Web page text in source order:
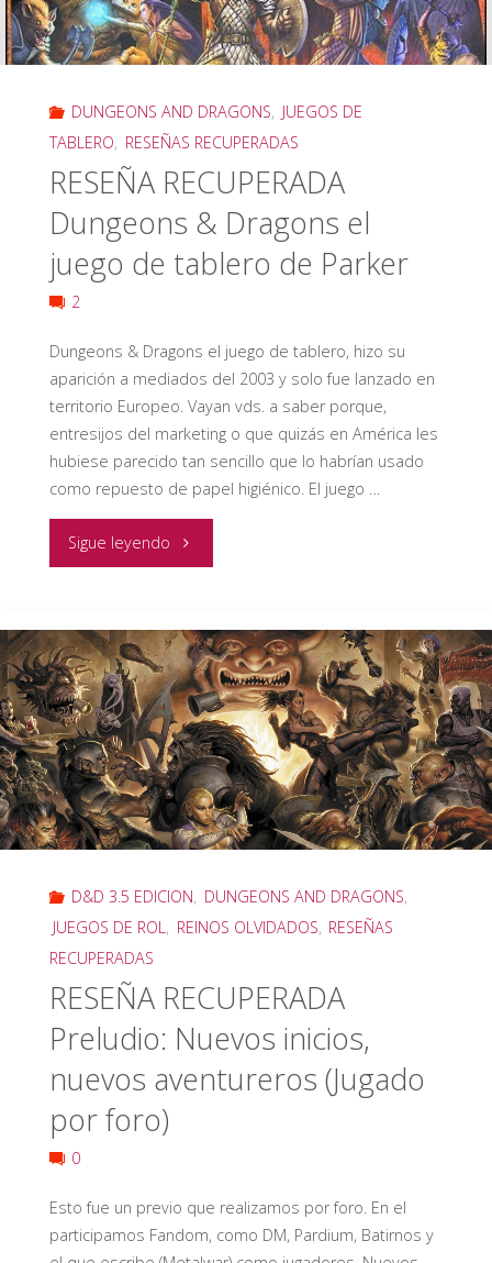
la
pelicula"
DUNGEONS AND DRAGONS, JUEGOS DE
TABLERO, RESEÑAS RECUPERADAS
RESEÑA RECUPERADA
Dungeons & Dragons el
juego de tablero de Parker
2
Dungeons & Dragons el juego de tablero, hizo su
aparición a mediados del 2003 y solo fue lanzado en
territorio Europeo. Vayan vds. a saber porque,
entresijos del marketing o que quizás en América les
hubiese parecido tan sencillo que lo habrían usado
como repuesto de papel higiénico. El juego …
Sigue leyendo "RESEÑA
Dungeons
&
Dragons
el
juego
tablero
Parker"
D&D 3.5 EDICION, DUNGEONS AND DRAGONS,
JUEGOS DE ROL, REINOS OLVIDADOS, RESEÑAS
RECUPERADAS
RESEÑA RECUPERADA
Preludio: Nuevos inicios,
nuevos aventureros (Jugado
por foro)
0
Esto fue un previo que realizamos por foro. En el
participamos Fandom, como DM, Pardium, Batirnos y